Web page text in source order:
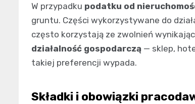
W przypadku podatku od
gruntu. Części wykorzystywane do
często korzystają ze zwolnień
działalność gospodarczą — sklep,
takiej preferencji wypada.
Składki i obowiązki